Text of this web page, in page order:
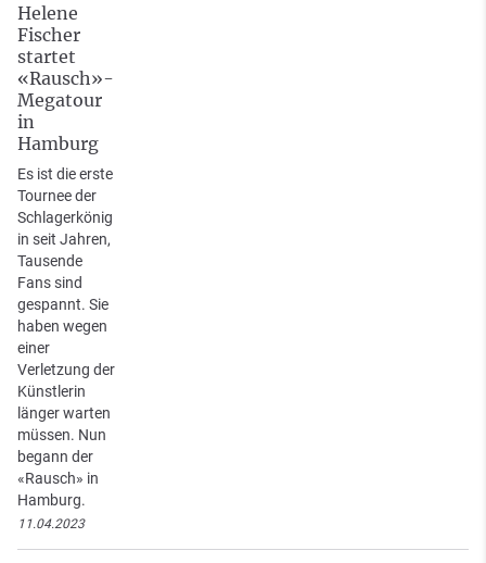
Helene
Fischer
startet
«Rausch»-
Megatour
in
Hamburg
Es ist die erste
Tournee der
Schlagerkönig
in seit Jahren,
Tausende
Fans sind
gespannt. Sie
haben wegen
einer
Verletzung der
Künstlerin
länger warten
müssen. Nun
begann der
«Rausch» in
Hamburg.
11.04.2023